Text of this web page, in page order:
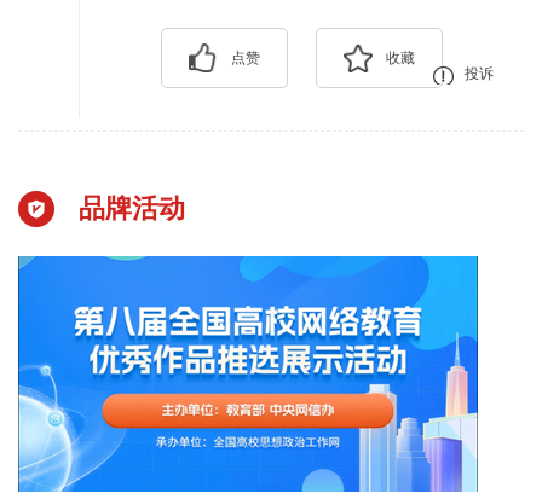
点赞
收藏
投诉
品牌活动